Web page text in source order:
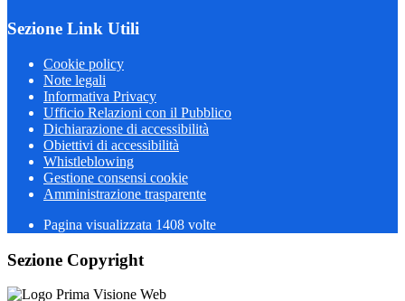
Sezione Link Utili
Cookie policy
Note legali
Informativa Privacy
Ufficio Relazioni con il Pubblico
Dichiarazione di accessibilità
Obiettivi di accessibilità
Whistleblowing
Gestione consensi cookie
Amministrazione trasparente
Pagina visualizzata 1408 volte
Sezione Copyright